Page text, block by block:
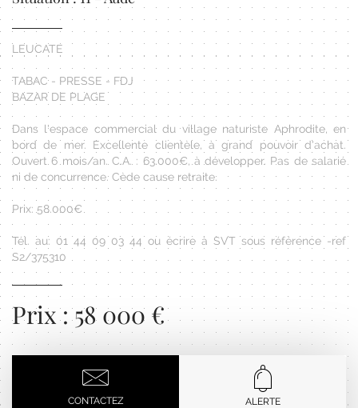
LEUCATE
TABAC - PRESSE - FDJ
BAZAR DE PLAGE
Dans l'espace commercial du village naturiste Aphrodite, en
bord de mer. Excellente clientèle, à grand pouvoir d'achat.
Ouvert 6 mois/an. C.A. : 63.000€, à développer. Pas de salarié
ni de concurrence. Cède cause retraite.
Prix: 58.000€
Tél. au: 01 44 09 03 44 ou écrire à SVT sous référence -ref
S2/375310
Prix : 58 000 €
CONTACTEZ
ALERTE